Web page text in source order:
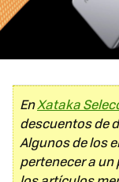
EnXataka
descuentos de
Algunos de los
pertenecer a